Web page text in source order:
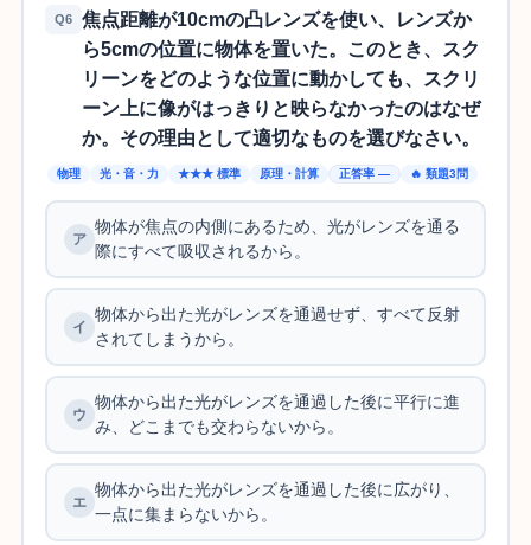
Q6
焦点距離が10cmの凸レンズを使い、レンズか
ら5cmの位置に物体を置いた。このとき、スク
リーンをどのような位置に動かしても、スクリ
ーン上に像がはっきりと映らなかったのはなぜ
か。その理由として適切なものを選びなさい。
物理 光・音・力 ★★★ 標準 原理・計算 正答率 — 🔥 類題3問
物体が焦点の内側にあるため、光がレンズを通る
際にすべて吸収されるから。
物体から出た光がレンズを通過せず、すべて反射
されてしまうから。
物体から出た光がレンズを通過した後に平行に進
み、どこまでも交わらないから。
物体から出た光がレンズを通過した後に広がり、
一点に集まらないから。